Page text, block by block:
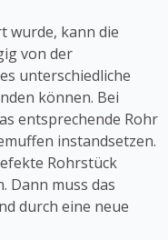
wurde, kann die
von der
unterschiedliche
können. Bei
entsprechende Rohr
instandsetzen.
Rohrstück
Dann muss das
durch eine neue